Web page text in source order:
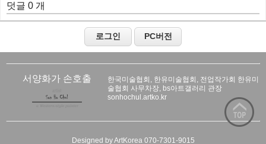
덧글 0 개
서양화가 손호출
한국미술협회, 한유미술협회, 전업작가회 한유미
술협회 사무차장, bs아트갤러리 관장
sonhochul.artko.kr
Designed by ArtKorea 070-7301-9015